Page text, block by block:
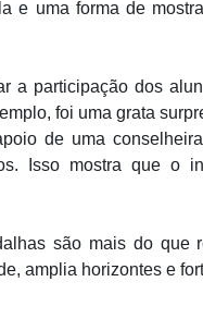
e uma forma de
a participação dos
foi uma grata
de uma
Isso mostra que o
são mais do que
amplia horizontes e